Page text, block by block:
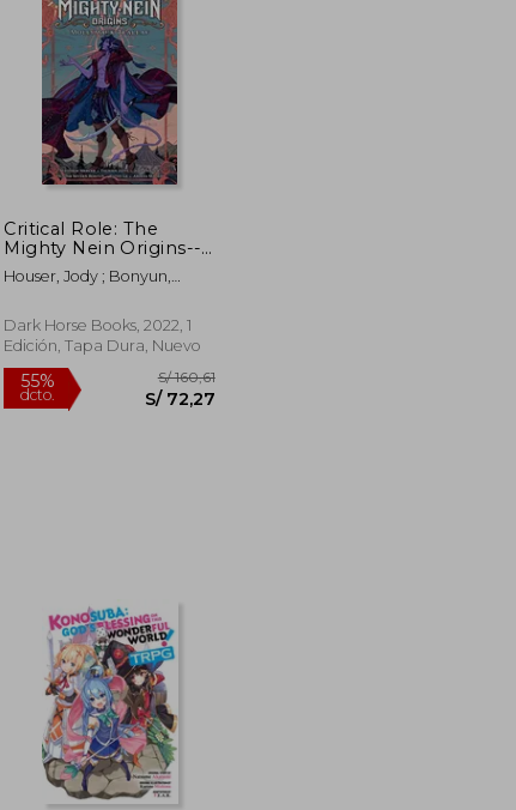
S/ 191,03
S/ 85,96
55%
dcto.
S/ 76,62
Critical Role: The
Mighty Nein Origins--
Mollymauk Tealeaf (en
Inglés)
Houser, Jody ; Bonyun,
Taliesin
Dark Horse Books, 2022, 1
Edición, Tapa Dura, Nuevo
55%
dcto.